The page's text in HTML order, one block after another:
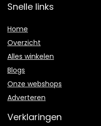
Snelle links
Home
Overzicht
Alles winkelen
Blogs
Onze webshops
Adverteren
Verklaringen